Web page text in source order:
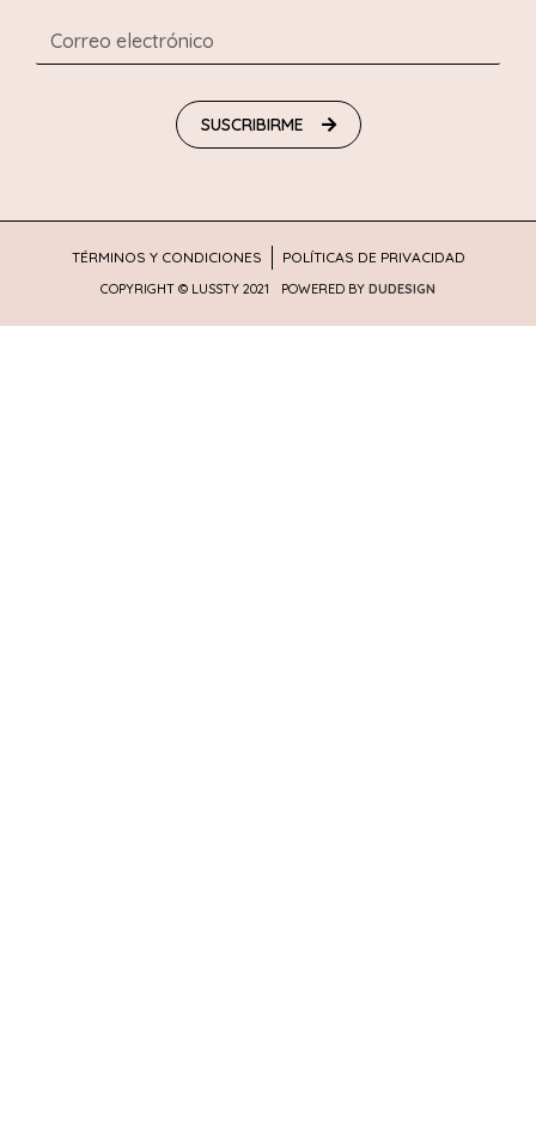
SUSCRIBIRME
COPYRIGHT © LUSSTY 2021
TÉRMINOS Y CONDICIONES POLÍTICAS DE PRIVACIDAD
POWERED BY DUDESIGN